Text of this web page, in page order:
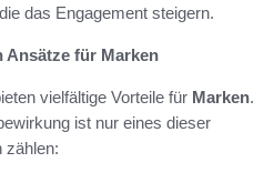
das Engagement steigern.
Ansätze für Marken
vielfältige Vorteile für Marken.
ist nur eines dieser
zählen: